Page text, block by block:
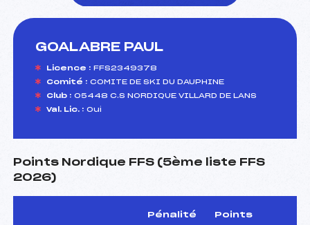
GOALABRE PAUL
Licence : FFS2349378
Comité : COMITE DE SKI DU DAUPHINE
Club : 05448 C.S NORDIQUE VILLARD DE LANS
Val. Lic. : Oui
Points Nordique FFS (5ème liste FFS
2026)
Pénalité Points